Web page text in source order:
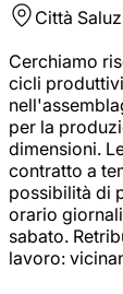
Città
Cerchiamo
cicli
per la
dimensioni.
contratto a
possibilità di
orario
sabato.
lavoro: